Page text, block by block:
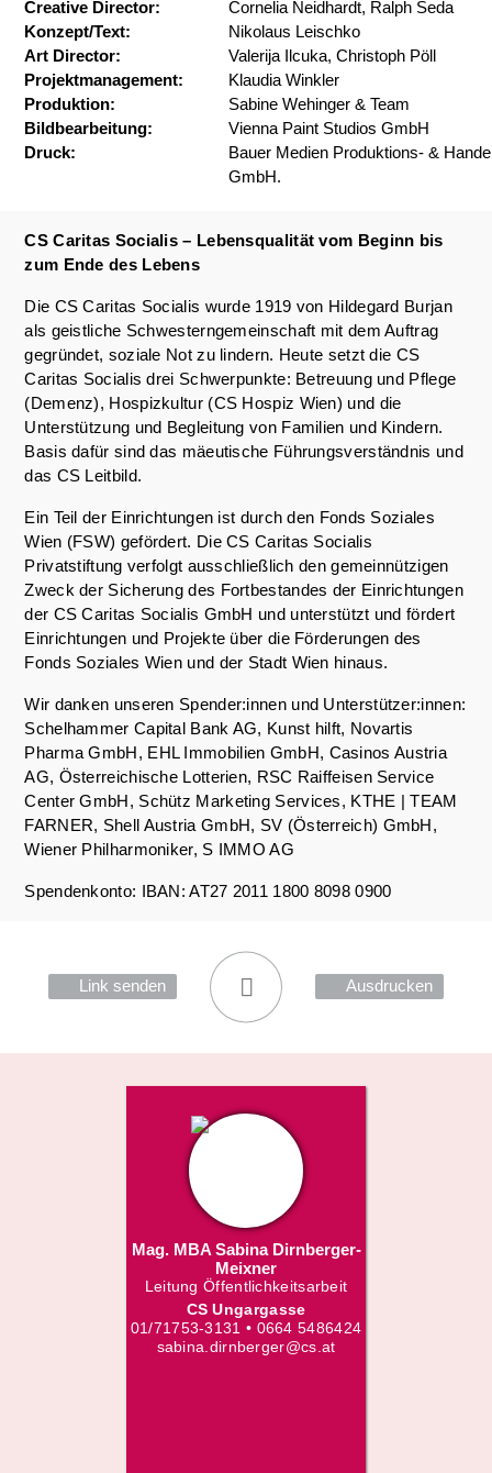
Creative Director:
Cornelia Neidhardt, Ralph Seda
Konzept/Text:
Nikolaus Leischko
Art Director:
Valerija Ilcuka, Christoph Pöll
Projektmanagement:
Klaudia Winkler
Produktion:
Sabine Wehinger & Team
Bildbearbeitung:
Vienna Paint Studios GmbH
Druck:
Bauer Medien Produktions- &
GmbH.
CS Caritas Socialis – Lebensqualität vom Beginn bis
zum Ende des Lebens
Die CS Caritas Socialis wurde 1919 von Hildegard Burjan
als geistliche Schwesterngemeinschaft mit dem Auftrag
gegründet, soziale Not zu lindern. Heute setzt die CS
Caritas Socialis drei Schwerpunkte: Betreuung und Pflege
(Demenz), Hospizkultur (CS Hospiz Wien) und die
Unterstützung und Begleitung von Familien und Kindern.
Basis dafür sind das mäeutische Führungsverständnis und
das CS Leitbild.
Ein Teil der Einrichtungen ist durch den Fonds Soziales
Wien (FSW) gefördert. Die CS Caritas Socialis
Privatstiftung verfolgt ausschließlich den gemeinnützigen
Zweck der Sicherung des Fortbestandes der Einrichtungen
der CS Caritas Socialis GmbH und unterstützt und fördert
Einrichtungen und Projekte über die Förderungen des
Fonds Soziales Wien und der Stadt Wien hinaus.
Wir danken unseren Spender:innen und Unterstützer:innen:
Schelhammer Capital Bank AG, Kunst hilft, Novartis
Pharma GmbH, EHL Immobilien GmbH, Casinos Austria
AG, Österreichische Lotterien, RSC Raiffeisen Service
Center GmbH, Schütz Marketing Services, KTHE | TEAM
FARNER, Shell Austria GmbH, SV (Österreich) GmbH,
Wiener Philharmoniker, S IMMO AG
Spendenkonto: IBAN: AT27 2011 1800 8098 0900
Link senden Ausdrucken
Mag. MBA Sabina Dirnberger-
Meixner
Leitung Öffentlichkeitsarbeit
CS Ungargasse
01/71753-3131 • 0664 5486424
sabina.dirnberger@cs.at